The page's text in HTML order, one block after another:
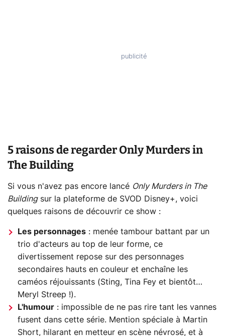
5 raisons de regarder Only Murders in
The Building
Si vous n'avez pas encore lancé Only Murders in The
Buildingsur la plateforme de SVOD Disney+, voici
quelques raisons de découvrir ce show :
Les personnages : menée tambour battant par un
trio d'acteurs au top de leur forme, ce
divertissement repose sur des personnages
secondaires hauts en couleur et enchaîne les
caméos réjouissants (Sting, Tina Fey et bientôt…
Meryl Streep !).
L'humour : impossible de ne pas rire tant les vannes
fusent dans cette série. Mention spéciale à Martin
Short, hilarant en metteur en scène névrosé, et à